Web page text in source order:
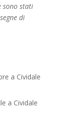
sono stati
di
a Cividale
a Cividale